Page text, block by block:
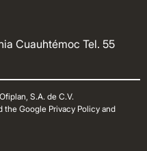
Cuauhtémoc Tel. 55
S.A. de C.V.
Google Privacy Policy and